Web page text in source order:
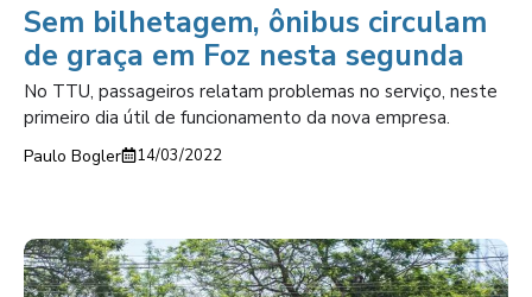
Sem bilhetagem, ônibus circulam
de graça em Foz nesta segunda
No TTU, passageiros relatam problemas no serviço, neste
primeiro dia útil de funcionamento da nova empresa.
Paulo Bogler 14/03/2022